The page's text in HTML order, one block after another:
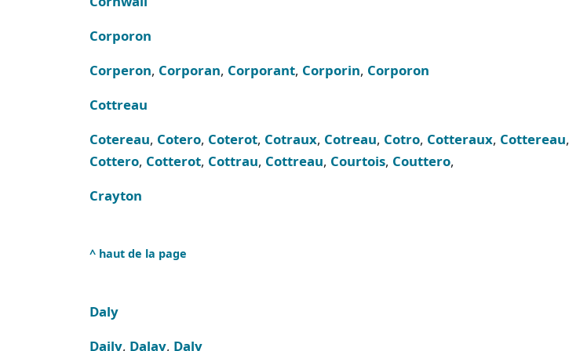
Corporon
Corperon, Corporan, Corporant, Corporin, Corporon
Cottreau
Cotereau, Cotero, Coterot, Cotraux, Cotreau, Cotro, Cotteraux, Cottereau,
Cottero, Cotterot, Cottrau, Cottreau, Courtois, Couttero,
Crayton
^ haut de la page
Daly
Daily, Dalay, Daly